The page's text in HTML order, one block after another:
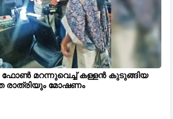
ഫോൺ മറന്നുവെച്ച് കള്ളൻ കുടുങ്ങിയ
രാത്രിയും മോഷണം